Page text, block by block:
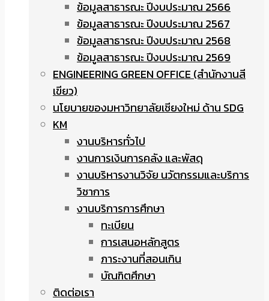
ข้อมูลสาธารณะ ปีงบประมาณ 2566
ข้อมูลสาธารณะ ปีงบประมาณ 2567
ข้อมูลสาธารณะ ปีงบประมาณ 2568
ข้อมูลสาธารณะ ปีงบประมาณ 2569
ENGINEERING GREEN OFFICE (สำนักงานสี
เขียว)
นโยบายของมหาวิทยาลัยเชียงใหม่ ด้าน SDG
KM
งานบริหารทั่วไป
งานการเงินการคลัง และพัสดุ
งานบริหารงานวิจัย นวัตกรรมและบริการ
วิชาการ
งานบริการการศึกษา
ทะเบียน
การเสนอหลักสูตร
ภาระงานที่สอนเกิน
บัณฑิตศึกษา
ติดต่อเรา